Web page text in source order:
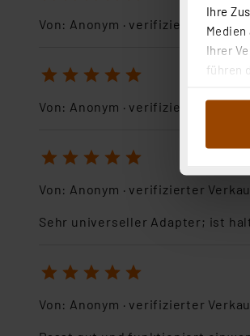
Ihre
Ihrer
führen
Abs.1a
ganz
dieser
Von: Anonym · verifizierter
1 2 3 4 5
Von: Anonym · verifizierter Verkauf
1 2 3 4 5
Von: Anonym · verifizierter
Sehr universeller Adapter; ist
1 2 3 4 5
Von: Anonym · verifizierter